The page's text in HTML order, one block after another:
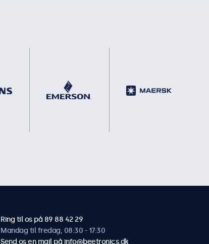
Ring til os på 89 88 42 29
Mandag til fredag, 08:30 - 17:30
Send os en mail på info@beetronics.dk